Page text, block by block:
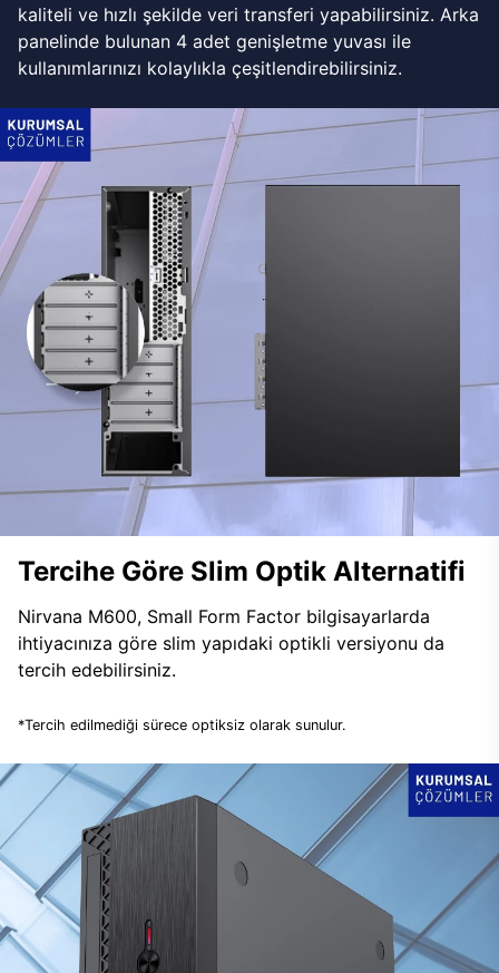
kaliteli ve hızlı şekilde veri transferi yapabilirsiniz. Arka
panelinde bulunan 4 adet genişletme yuvası ile
kullanımlarınızı kolaylıkla çeşitlendirebilirsiniz.
Tercihe Göre Slim Optik Alternatifi
Nirvana M600, Small Form Factor bilgisayarlarda
ihtiyacınıza göre slim yapıdaki optikli versiyonu da
tercih edebilirsiniz.
*Tercih edilmediği sürece optiksiz olarak sunulur.